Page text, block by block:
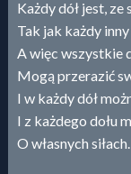
Każdy dół jest, ze
Tak jak każdy inny
A więc wszystkie
Mogą przerazić
I w każdy dół
I z każdego dołu
O własnych siłach.